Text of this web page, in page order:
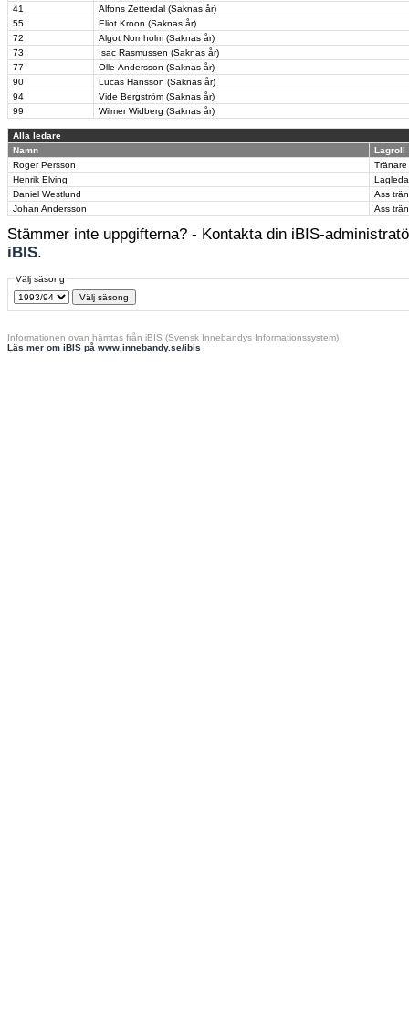
41
Alfons Zetterdal (Saknas år)
55
Eliot Kroon (Saknas år)
72
Algot Nornholm (Saknas år)
73
Isac Rasmussen (Saknas år)
77
Olle Andersson (Saknas år)
90
Lucas Hansson (Saknas år)
94
Vide Bergström (Saknas år)
99
Wilmer Widberg (Saknas år)
Alla ledare
Namn
Lagroll
Roger Persson
Tränare
Henrik Elving
Daniel Westlund
Ass
Johan Andersson
Ass
Stämmer inte uppgifterna? - Kontakta din iBIS-
iBIS.
Välj säsong
Informationen ovan hämtas från iBIS (Svensk Innebandys Informationssystem)
Läs mer om iBIS på www.innebandy.se/ibis